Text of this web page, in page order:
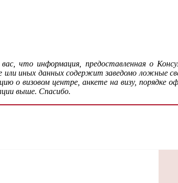
что информация, предоставленная о
иных данных содержит заведомо ложные
визовом центре, анкете на визу, порядке
выше. Спасибо.